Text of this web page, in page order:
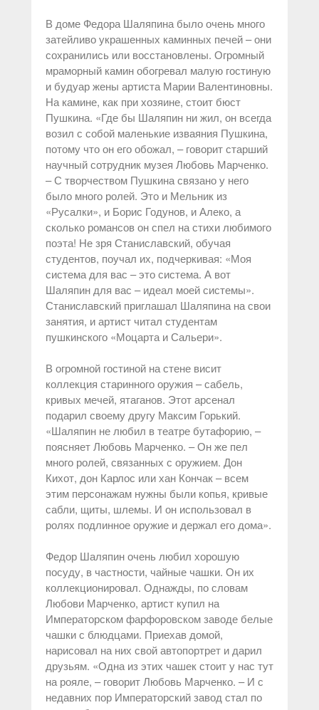
В доме Федора Шаляпина было очень много
затейливо украшенных каминных печей – они
сохранились или восстановлены. Огромный
мраморный камин обогревал малую гостиную
и будуар жены артиста Марии Валентиновны.
На камине, как при хозяине, стоит бюст
Пушкина. «Где бы Шаляпин ни жил, он всегда
возил с собой маленькие изваяния Пушкина,
потому что он его обожал, – говорит старший
научный сотрудник музея Любовь Марченко.
– С творчеством Пушкина связано у него
было много ролей. Это и Мельник из
«Русалки», и Борис Годунов, и Алеко, а
сколько романсов он спел на стихи любимого
поэта! Не зря Станиславский, обучая
студентов, поучал их, подчеркивая: «Моя
система для вас – это система. А вот
Шаляпин для вас – идеал моей системы».
Станиславский приглашал Шаляпина на свои
занятия, и артист читал студентам
пушкинского «Моцарта и Сальери».
В огромной гостиной на стене висит
коллекция старинного оружия – сабель,
кривых мечей, ятаганов. Этот арсенал
подарил своему другу Максим Горький.
«Шаляпин не любил в театре бутафорию, –
поясняет Любовь Марченко. – Он же пел
много ролей, связанных с оружием. Дон
Кихот, дон Карлос или хан Кончак – всем
этим персонажам нужны были копья, кривые
сабли, щиты, шлемы. И он использовал в
ролях подлинное оружие и держал его дома».
Федор Шаляпин очень любил хорошую
посуду, в частности, чайные чашки. Он их
коллекционировал. Однажды, по словам
Любови Марченко, артист купил на
Императорском фарфоровском заводе белые
чашки с блюдцами. Приехав домой,
нарисовал на них свой автопортрет и дарил
друзьям. «Одна из этих чашек стоит у нас тут
на рояле, – говорит Любовь Марченко. – И с
недавних пор Императорский завод стал по